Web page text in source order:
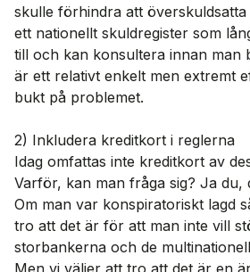
skulle förhindra att
ett nationellt skuldregister som
till och kan konsultera innan man
är ett relativt enkelt men extremt
bukt på problemet.
2) Inkludera kreditkort i reglerna
Idag omfattas inte kreditkort av
Varför, kan man fråga sig? Ja du,
Om man var konspiratoriskt lagd
tro att det är för att man inte vill
storbankerna och de
Men vi väljer att tro att det är en